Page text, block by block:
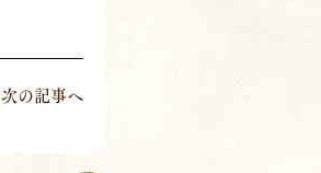
次の記事へ